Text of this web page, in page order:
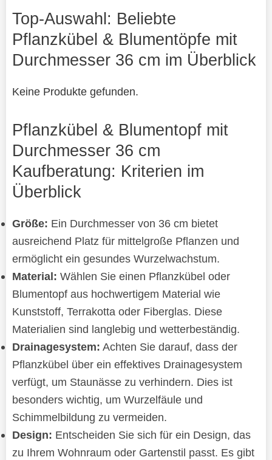
Top-Auswahl: Beliebte
Pflanzkübel & Blumentöpfe mit
Durchmesser 36 cm im Überblick
Keine Produkte gefunden.
Pflanzkübel & Blumentopf mit
Durchmesser 36 cm
Kaufberatung: Kriterien im
Überblick
Größe: Ein Durchmesser von 36 cm bietet
ausreichend Platz für mittelgroße Pflanzen und
ermöglicht ein gesundes Wurzelwachstum.
Material: Wählen Sie einen Pflanzkübel oder
Blumentopf aus hochwertigem Material wie
Kunststoff, Terrakotta oder Fiberglas. Diese
Materialien sind langlebig und wetterbeständig.
Drainagesystem: Achten Sie darauf, dass der
Pflanzkübel über ein effektives Drainagesystem
verfügt, um Staunässe zu verhindern. Dies ist
besonders wichtig, um Wurzelfäule und
Schimmelbildung zu vermeiden.
Design: Entscheiden Sie sich für ein Design, das
zu Ihrem Wohnraum oder Gartenstil passt. Es gibt